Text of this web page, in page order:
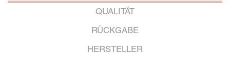
QUALITÄT
RÜCKGABE
HERSTELLER